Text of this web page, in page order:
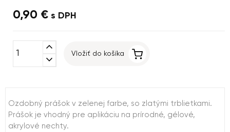
0,90 € s DPH
expand_less
expand_more
Vložiť do košíka
Ozdobný prášok v zelenej farbe, so zlatými trblietkami.
Prášok je vhodný pre aplikáciu na prírodné, gélové,
akrylové nechty.